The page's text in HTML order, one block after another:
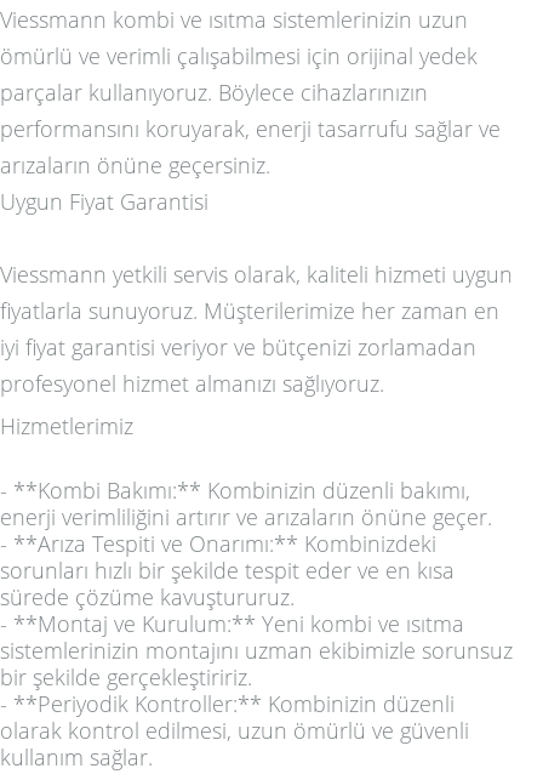
Viessmann kombi ve ısıtma sistemlerinizin uzun
ömürlü ve verimli çalışabilmesi için orijinal yedek
parçalar kullanıyoruz. Böylece cihazlarınızın
performansını koruyarak, enerji tasarrufu sağlar ve
arızaların önüne geçersiniz.
Uygun Fiyat Garantisi
Viessmann yetkili servis olarak, kaliteli hizmeti uygun
fiyatlarla sunuyoruz. Müşterilerimize her zaman en
iyi fiyat garantisi veriyor ve bütçenizi zorlamadan
profesyonel hizmet almanızı sağlıyoruz.
Hizmetlerimiz
- **Kombi Bakımı:** Kombinizin düzenli bakımı,
enerji verimliliğini artırır ve arızaların önüne geçer.
- **Arıza Tespiti ve Onarımı:** Kombinizdeki
sorunları hızlı bir şekilde tespit eder ve en kısa
sürede çözüme kavuştururuz.
- **Montaj ve Kurulum:** Yeni kombi ve ısıtma
sistemlerinizin montajını uzman ekibimizle sorunsuz
bir şekilde gerçekleştiririz.
- **Periyodik Kontroller:** Kombinizin düzenli
olarak kontrol edilmesi, uzun ömürlü ve güvenli
kullanım sağlar.